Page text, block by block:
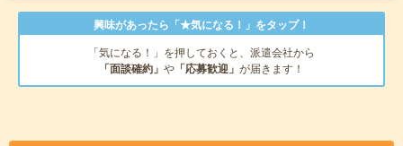
興味があったら「★気になる！」をタップ！
「気になる！」を押しておくと、派遣会社から
「面談確約」 や 「応募歓迎」 が届きます！